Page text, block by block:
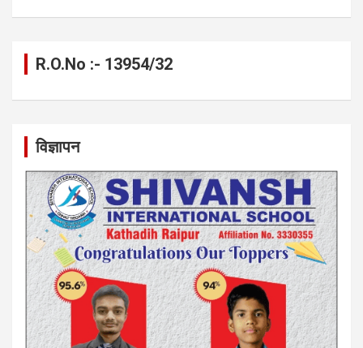
R.O.No :- 13954/32
विज्ञापन